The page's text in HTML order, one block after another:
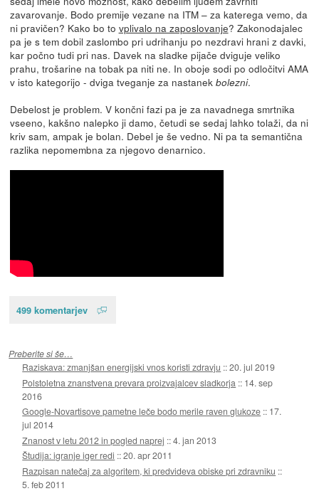
zavarovanje. Bodo premije vezane na ITM – za katerega vemo, da
ni pravičen? Kako bo to vplivalo na zaposlovanje? Zakonodajalec
pa je s tem dobil zaslombo pri udrihanju po nezdravi hrani z davki,
kar počno tudi pri nas. Davek na sladke pijače dviguje veliko
prahu, trošarine na tobak pa niti ne. In oboje sodi po odločitvi AMA
v isto kategorijo - dviga tveganje za nastanek bolezni.
Debelost je problem. V končni fazi pa je za navadnega smrtnika
vseeno, kakšno nalepko ji damo, četudi se sedaj lahko tolaži, da ni
kriv sam, ampak je bolan. Debel je še vedno. Ni pa ta semantična
razlika nepomembna za njegovo denarnico.
499 komentarjev
Preberite si še…
Raziskava: zmanjšan energijski vnos koristi zdravju ::20. jul 2019
Polstoletna znanstvena prevara proizvajalcev sladkorja :: 14. sep
2016
Google-Novartisove pametne leče bodo merile raven glukoze :: 17.
jul 2014
Znanost v letu 2012 in pogled naprej ::4. jan 2013
Študija: igranje iger redi ::20. apr 2011
Razpisan natečaj za algoritem, ki predvideva obiske pri zdravniku ::
5. feb 2011